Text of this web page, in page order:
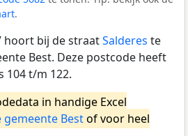
.
hoort bij de straatSalderes te
Best. Deze postcode heeft
104 t/m 122.
in handige Excel
gemeente Bestof voor heel